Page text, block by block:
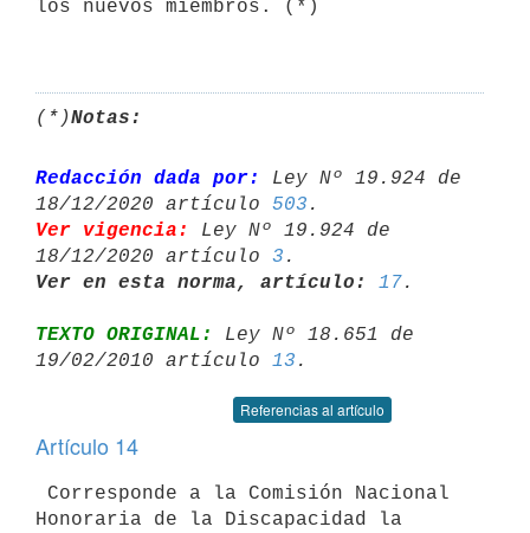
los nuevos miembros. (*)
(*)Notas:
Redacción dada por:
Ley Nº 19.924 de
18/12/2020 artículo 503
Ver vigencia:
Ley Nº 19.924 de
18/12/2020 artículo 3
Ver en esta norma, artículo:
17
TEXTO ORIGINAL:
Ley Nº 18.651 de
19/02/2010 artículo 13
Referencias al artículo
Artículo 14
Honoraria de la Discapacidad la